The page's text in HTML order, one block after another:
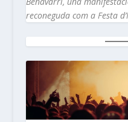
reconeguda com a Festa